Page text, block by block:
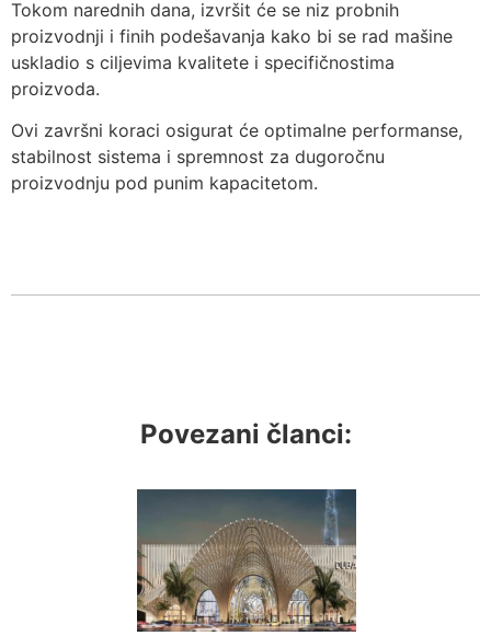
Tokom narednih dana, izvršit će se niz probnih
proizvodnji i finih podešavanja kako bi se rad mašine
uskladio s ciljevima kvalitete i specifičnostima
proizvoda.
Ovi završni koraci osigurat će optimalne performanse,
stabilnost sistema i spremnost za dugoročnu
proizvodnju pod punim kapacitetom.
Povezani članci: